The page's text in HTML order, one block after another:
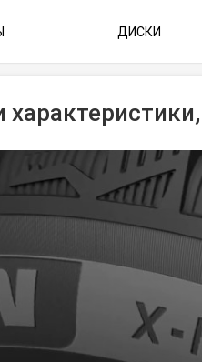
ДИСКИ